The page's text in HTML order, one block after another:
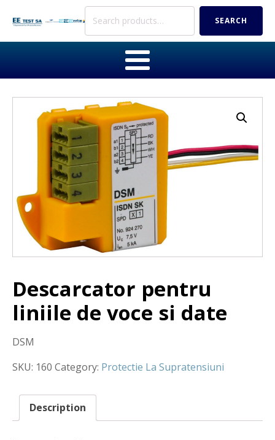
Search
SEARCH
Descarcator pentru
liniile de voce si date
DSM
SKU: 160 Category: Protectie La Supratensiuni
Description